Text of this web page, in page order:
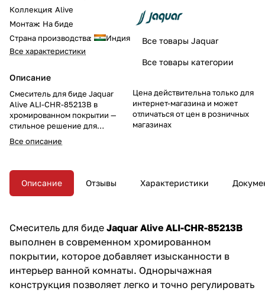
Коллекция: Alive
Монтаж: На биде
Страна производства:
Индия
Все характеристики
Описание
Смеситель для биде Jaquar
Alive ALI-CHR-85213B в
хромированном покрытии —
стильное решение для
удобного использования.
Однорычажный дизайн и
комфорт и практичность в
эксплуатации.
Все описание
Все товары Jaquar
Все товары категории
Цена действительна только для
интернет-магазина и может
отличаться от цен в розничных
магазинах
Описание Отзывы Характеристики
Смеситель для биде Jaquar Alive ALI-CHR-85213B
выполнен в современном хромированном
покрытии, которое добавляет изысканности в
интерьер ванной комнаты. Однорычажная
конструкция позволяет легко и точно регулировать